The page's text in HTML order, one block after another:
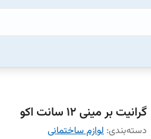
گرانیت بر مینی 12 سانت اکو
دسته‌بندی: لوازم ساختمانی